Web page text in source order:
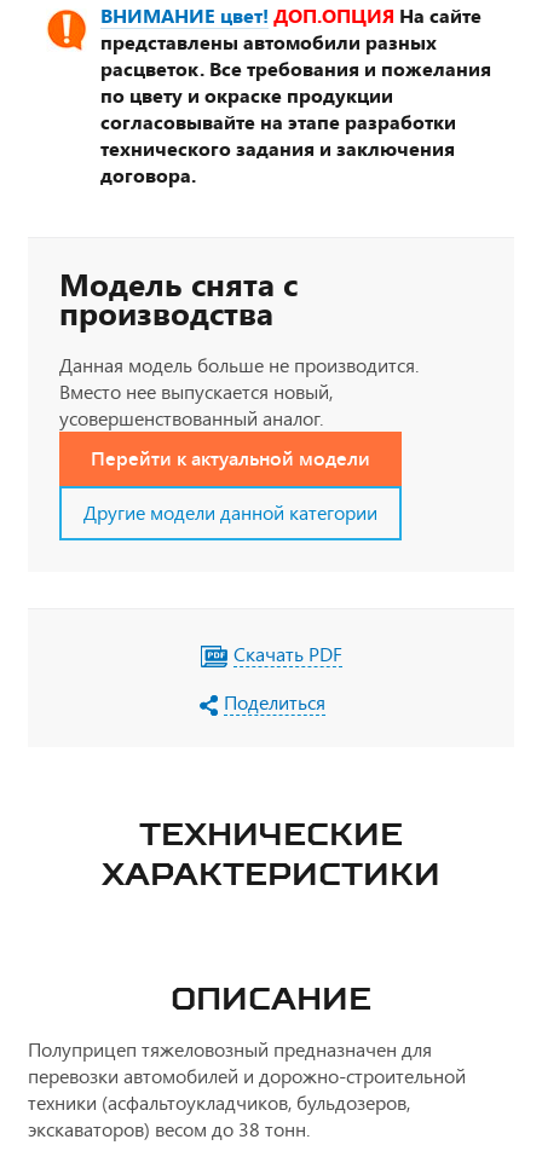
ВНИМАНИЕ цвет! ДОП.ОПЦИЯ На сайте
представлены автомобили разных
расцветок. Все требования и пожелания
по цвету и окраске продукции
согласовывайте на этапе разработки
технического задания и заключения
договора.
Модель снята с
производства
Данная модель больше не производится.
Вместо нее выпускается новый,
усовершенствованный аналог.
Перейти к актуальной модели
Другие модели данной категории
Скачать PDF
Поделиться
ТЕХНИЧЕСКИЕ
ХАРАКТЕРИСТИКИ
ОПИСАНИЕ
Полуприцеп тяжеловозный предназначен для
перевозки автомобилей и дорожно-строительной
техники (асфальтоукладчиков, бульдозеров,
экскаваторов) весом до 38 тонн.